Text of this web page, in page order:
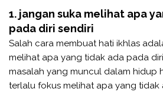
1. jangan suka melihat apa
pada diri sendiri
Salah cara membuat hati ikhlas
melihat apa yang tidak ada pada
masalah yang muncul dalam hidup
terlalu fokus melihat apa yang tidak